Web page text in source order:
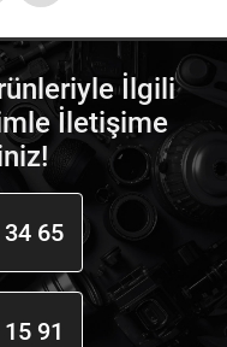
İlgili
İletişime
65
91